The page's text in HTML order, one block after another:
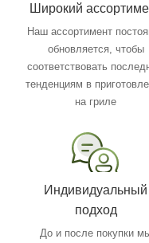
Широкий
Наш ассортимент
обновляется, чтобы
соответствовать
тенденциям в
на гриле
Индивидуальный
подход
До и после покупки